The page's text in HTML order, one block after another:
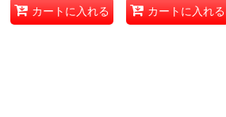
カートに入れる カートに入れる